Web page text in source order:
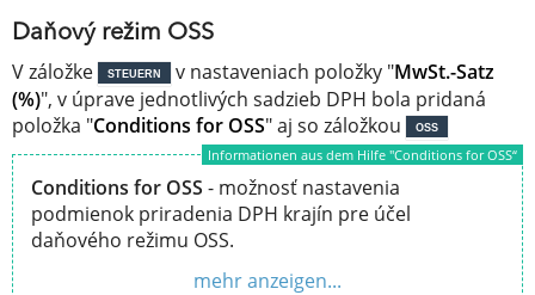
Daňový režim OSS
V záložke STEUERN v nastaveniach položky "MwSt.-Satz
(%)", v úprave jednotlivých sadzieb DPH bola pridaná
položka "Conditions for OSS" aj so záložkou OSS
Informationen aus dem Hilfe "Conditions for OSS“
Conditions for OSS - možnosť nastavenia
podmienok priradenia DPH krajín pre účel
daňového režimu OSS.
mehr anzeigen...